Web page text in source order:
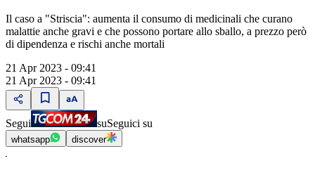
Il caso a "Striscia": aumenta il consumo di medicinali che curano
malattie anche gravi e che possono portare allo sballo, a prezzo però
di dipendenza e rischi anche mortali
21 Apr 2023 - 09:41
21 Apr 2023 - 09:41
Segui suSeguici su
whatsapp discover